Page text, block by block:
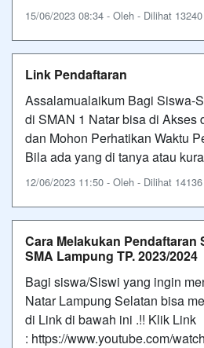
15/06/2023 08:34 - Oleh - Dilihat
Link Pendaftaran
Assalamualaikum Bagi Siswa-
di SMAN 1 Natar bisa di Akses
dan Mohon Perhatikan Waktu
Bila ada yang di tanya atau
12/06/2023 11:50 - Oleh - Dilihat
Cara Melakukan Pendaftaran
SMA Lampung TP. 2023/2024
Bagi siswa/Siswi yang ingin
Natar Lampung Selatan bisa
di Link di bawah ini .!! Klik Link
: https://www.youtube.com/